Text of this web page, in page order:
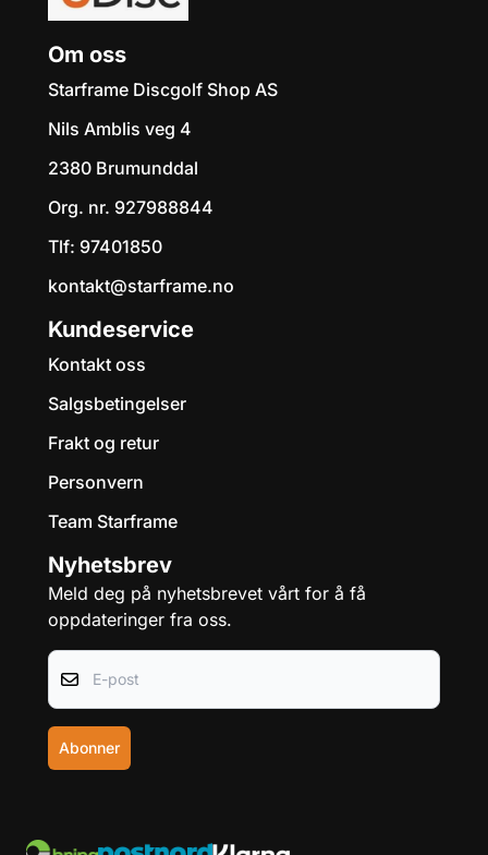
Om oss
Starframe Discgolf Shop AS
Nils Amblis veg 4
2380 Brumunddal
Org. nr. 927988844
Tlf: 97401850
kontakt@starframe.no
Kundeservice
Kontakt oss
Salgsbetingelser
Frakt og retur
Personvern
Team Starframe
Nyhetsbrev
Meld deg på nyhetsbrevet vårt for å få
oppdateringer fra oss.
E-post
Abonner